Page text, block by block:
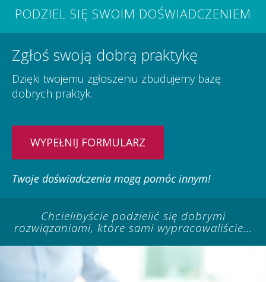
PODZIEL SIĘ SWOIM DOŚWIADCZENIEM
Zgłoś swoją dobrą praktykę
Dzięki twojemu zgłoszeniu zbudujemy bazę
dobrych praktyk.
WYPEŁNIJ FORMULARZ
Twoje doświadczenia mogą pomóc innym!
Chcielibyście podzielić się dobrymi
rozwiązaniami, które sami wypracowaliście...